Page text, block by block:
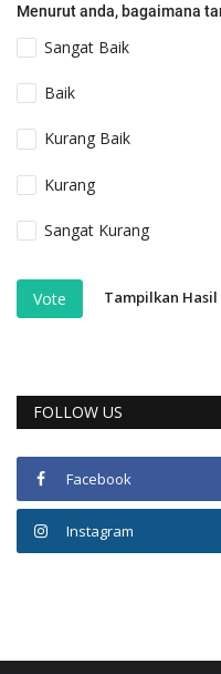
Menurut anda, bagaimana
Sangat Baik
Baik
Kurang Baik
Kurang
Sangat Kurang
Vote Tampilkan Hasil
FOLLOW US
Facebook
Instagram